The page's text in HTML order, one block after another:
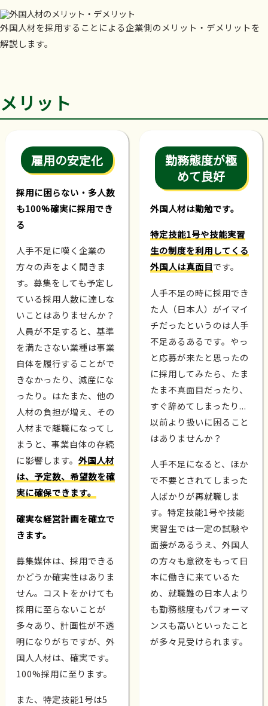
外国人材を採用することによる企業側のメリット・デメリットを
解説します。
メリット
雇用の安定化
採用に困らない・多人数
も100%確実に採用でき
る
人手不足に嘆く企業の
方々の声をよく聞きま
す。募集をしても予定し
ている採用人数に達しな
いことはありませんか？
人員が不足すると、基準
を満たさない業種は事業
自体を履行することがで
きなかったり、減産にな
ったり。はたまた、他の
人材の負担が増え、その
人材まで離職になってし
まうと、事業自体の存続
に影響します。 外国人材
は、予定数、希望数を確
実に確保できます。
確実な経営計画を確立で
きます。
募集媒体は、採用できる
かどうか確実性はありま
せん。コストをかけても
採用に至らないことが
多々あり、計画性が不透
明になりがちですが、外
国人人材は、確実です。
100%採用に至ります。
また、特定技能1号は5
勤務態度が極
めて良好
外国人材は勤勉です。
特定技能1号や技能実習
生の制度を利用してくる
外国人は真面目です。
人手不足の時に採用でき
た人（日本人）がイマイ
チだったというのは人手
不足あるあるです。やっ
と応募が来たと思ったの
に採用してみたら、たま
たま不真面目だったり、
すぐ辞めてしまったり...
以前より扱いに困ること
はありませんか？
人手不足になると、ほか
で不要とされてしまった
人ばかりが再就職しま
す。特定技能1号や技能
実習生では一定の試験や
面接があるうえ、外国人
の方々も意欲をもって日
本に働きに来ているた
め、就職難の日本人より
も勤務態度もパフォーマ
ンスも高いといったこと
が多々見受けられます。